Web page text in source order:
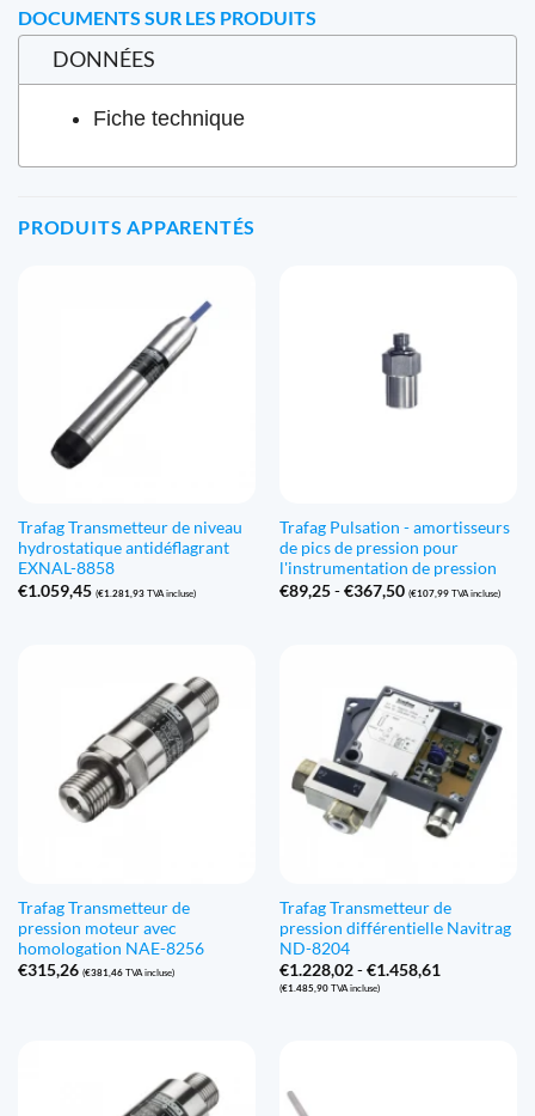
DOCUMENTS SUR LES PRODUITS
DONNÉES
Fiche technique
PRODUITS APPARENTÉS
Trafag Transmetteur de niveau
hydrostatique antidéflagrant
EXNAL-8858
€1.059,45 (€1.281,93TVA incluse)
Trafag Pulsation - amortisseurs
de pics de pression pour
l'instrumentation de pression
€89,25 - €367,50Gamme
(€107,99TVA incluse)
Trafag Transmetteur de
pression moteur avec
homologation NAE-8256
€315,26 (€381,46TVA incluse)
Trafag Transmetteur de
pression différentielle Navitrag
ND-8204
€1.228,02 - €1.458,61Gamme
(€1.485,90TVA incluse)